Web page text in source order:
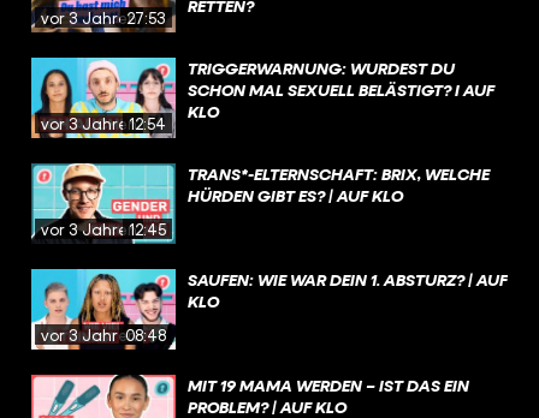
vor 3 Jahren27:53
RETTEN?
vor 3 Jahren12:54
TRIGGERWARNUNG: WURDEST DU
SCHON MAL SEXUELL BELÄSTIGT? I AUF
KLO
vor 3 Jahren12:45
TRANS*-ELTERNSCHAFT: BRIX, WELCHE
HÜRDEN GIBT ES? | AUF KLO
vor 3 Jahren08:48
SAUFEN: WIE WAR DEIN 1. ABSTURZ? | AUF
KLO
MIT 19 MAMA WERDEN – IST DAS EIN
PROBLEM? | AUF KLO